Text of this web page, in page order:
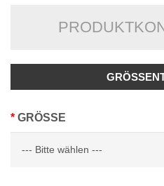
GRÖSSE